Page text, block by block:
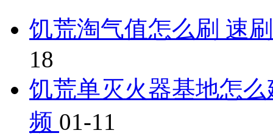
饥荒淘气值怎么刷 速
18
饥荒单灭火器基地怎
频 01-11